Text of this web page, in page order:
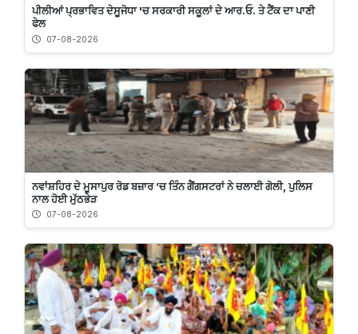
ਪੀਲੀਆਂ ਪ੍ਰਭਾਵਿਤ ਦੇਸੂਜੋਧਾ 'ਚ ਸਰਕਾਰੀ ਸਕੂਲਾਂ ਦੇ ਆਰ.ਓ. ਤੇ ਟੈਂਕ ਦਾ ਪਾਣੀ
ਫੇਲ
07-08-2026
ਨਵਾਂਸ਼ਹਿਰ ਦੇ ਮੂਸਾਪੁਰ ਰੋਡ ਬਜ਼ਾਰ ’ਚ ਤਿੰਨ ਗੈਂਗਸਟਰਾਂ ਨੇ ਚਲਾਈ ਗੋਲੀ, ਪੁਲਿਸ
ਨਾਲ ਹੋਈ ਮੁੱਠਭੇੜ
07-08-2026